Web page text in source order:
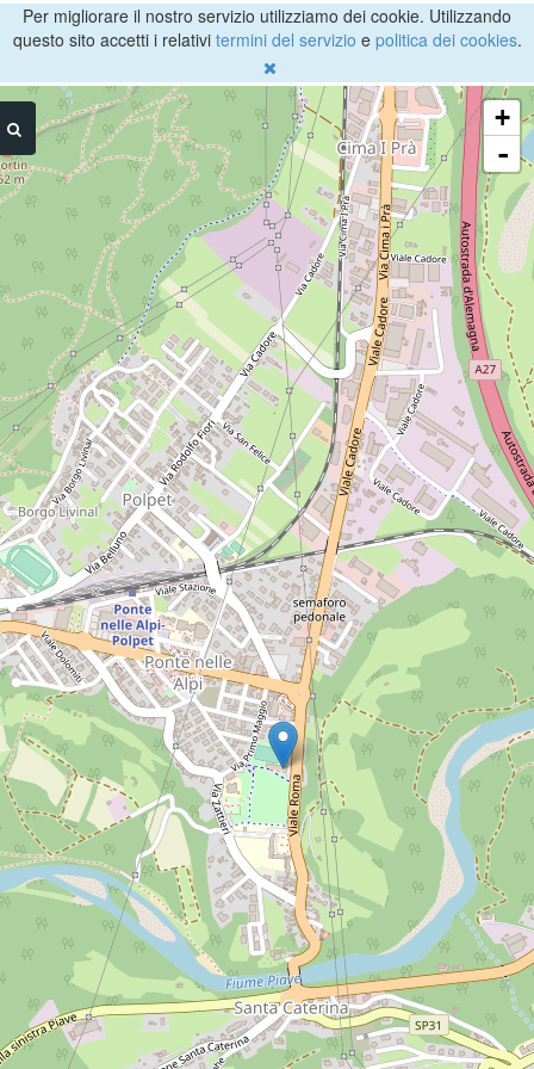
Per migliorare il nostro servizio utilizziamo dei cookie. Utilizzando
questo sito accetti i relativi termini del servizio e politica dei cookies.
+
-